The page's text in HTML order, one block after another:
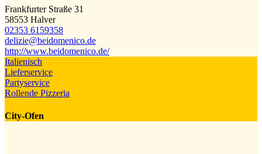
Frankfurter Straße 31
58553 Halver
02353 6159358
delizie@​beidomenico.de
http://www.beidomenico.de/
Italienisch
Lieferservice
Partyservice
Rollende Pizzeria
City-Ofen